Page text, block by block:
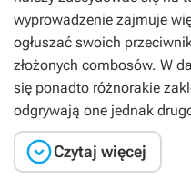
wyprowadzenie zajmuje
ogłuszać swoich
złożonych combosów. W
się ponadto różnorakie
odgrywają one jednak
Czytaj więcej